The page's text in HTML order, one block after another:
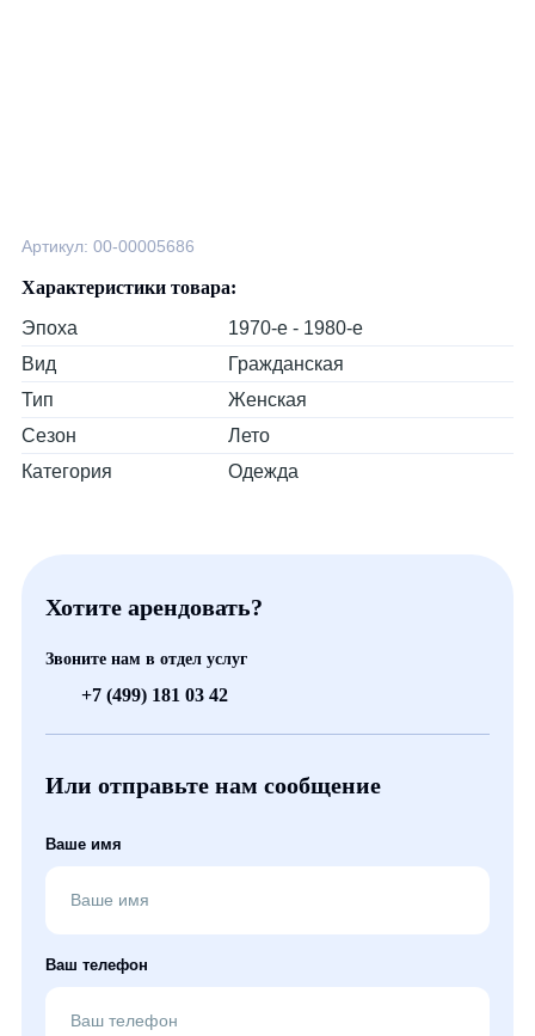
Артикул: 00-00005686
Характеристики товара:
Эпоха
1970-е - 1980-е
Вид
Гражданская
Тип
Женская
Сезон
Лето
Категория
Одежда
Хотите арендовать?
Звоните нам в отдел услуг
+7 (499) 181 03 42
Или отправьте нам сообщение
Ваше имя
Ваш телефон